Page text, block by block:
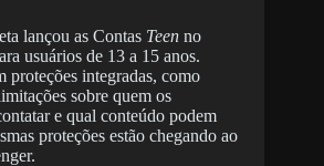
lançou as Contas Teen no
usuários de 13 a 15 anos.
proteções integradas, como
sobre quem os
e qual conteúdo podem
proteções estão chegando ao